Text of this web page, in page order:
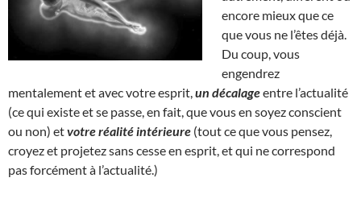
encore mieux que ce
que vous ne l’êtes déjà.
Du coup, vous
engendrez
mentalement et avec votre esprit, un décalageentre l’actualité
(ce qui existe et se passe, en fait, que vous en soyez conscient
ou non) etvotre réalité intérieure (tout ce que vous pensez,
croyez et projetez sans cesse en esprit, et qui ne correspond
pas forcément à l’actualité.)